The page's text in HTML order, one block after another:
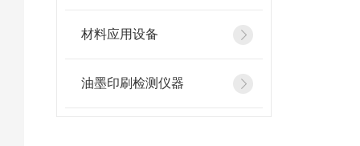
材料应用设备
油墨印刷检测仪器